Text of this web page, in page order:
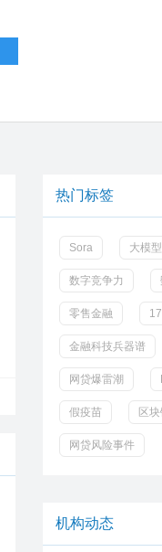
热门标签
Sora 大模型
数字竞争力
零售金融
金融科技兵器谱
网贷爆雷潮
假疫苗 区
网贷风险事件
机构动态